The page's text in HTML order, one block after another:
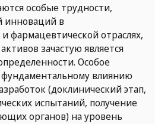
особые трудности,
инноваций в
фармацевтической отраслях,
зачастую является
Особое
влиянию
(доклинический этап,
испытаний, получение
органов) на уровень